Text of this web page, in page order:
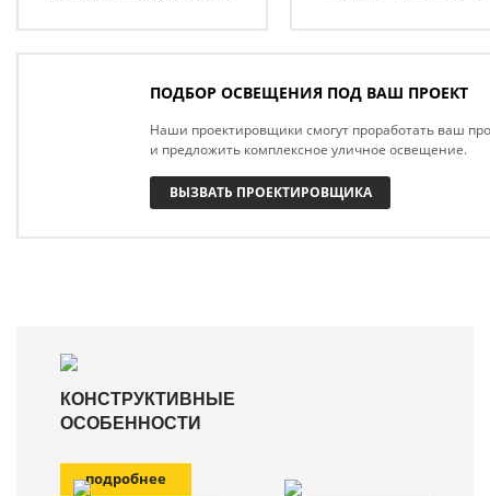
ПОДБОР ОСВЕЩЕНИЯ ПОД ВАШ ПРОЕКТ
Наши проектировщики смогут проработать ваш
и предложить комплексное уличное освещение.
ВЫЗВАТЬ ПРОЕКТИРОВЩИКА
КОНСТРУКТИВНЫЕ
ОСОБЕННОСТИ
подробнее